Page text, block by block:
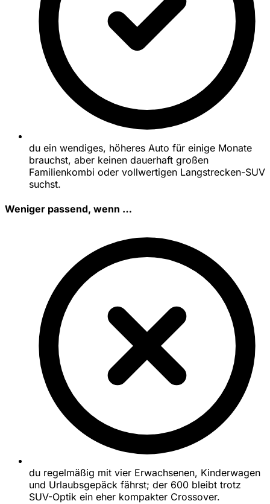
du ein wendiges, höheres Auto für einige Monate
brauchst, aber keinen dauerhaft großen
Familienkombi oder vollwertigen Langstrecken-SUV
suchst.
Weniger passend, wenn …
du regelmäßig mit vier Erwachsenen, Kinderwagen
und Urlaubsgepäck fährst; der 600 bleibt trotz
SUV-Optik ein eher kompakter Crossover.